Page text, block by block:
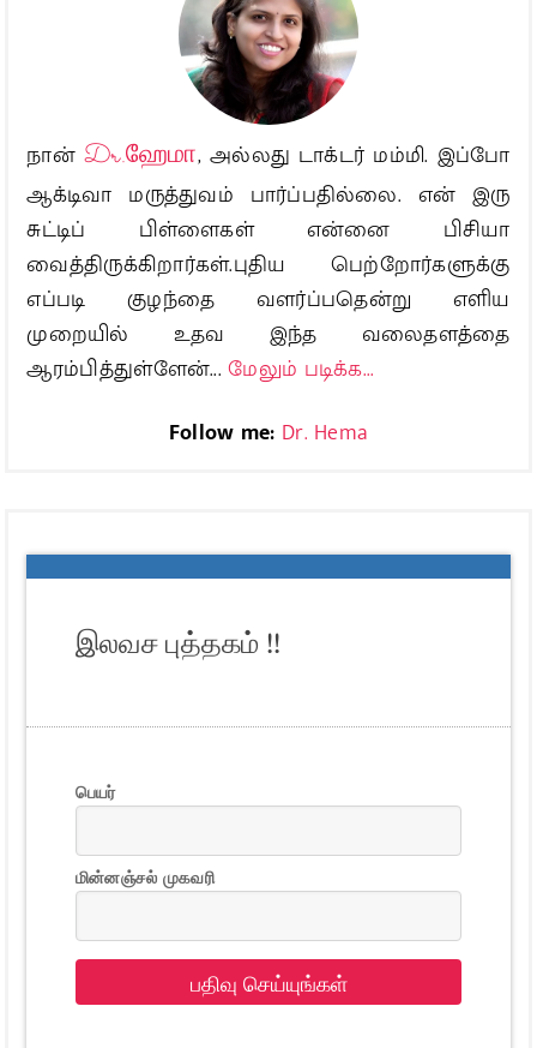
நான்Dr.ஹேமா, அல்லது டாக்டர் மம்மி. இப்போ
ஆக்டிவா மருத்துவம் பார்ப்பதில்லை. என் இரு
சுட்டிப் பிள்ளைகள் என்னை பிசியா
வைத்திருக்கிறார்கள்.புதிய பெற்றோர்களுக்கு
எப்படி குழந்தை வளர்ப்பதென்று எளிய
முறையில் உதவ இந்த வலைதளத்தை
ஆரம்பித்துள்ளேன்...மேலும் படிக்க...
Follow me: Dr. Hema
இலவச புத்தகம் !!
பெயர்
மின்னஞ்சல் முகவரி
பதிவு செய்யுங்கள்